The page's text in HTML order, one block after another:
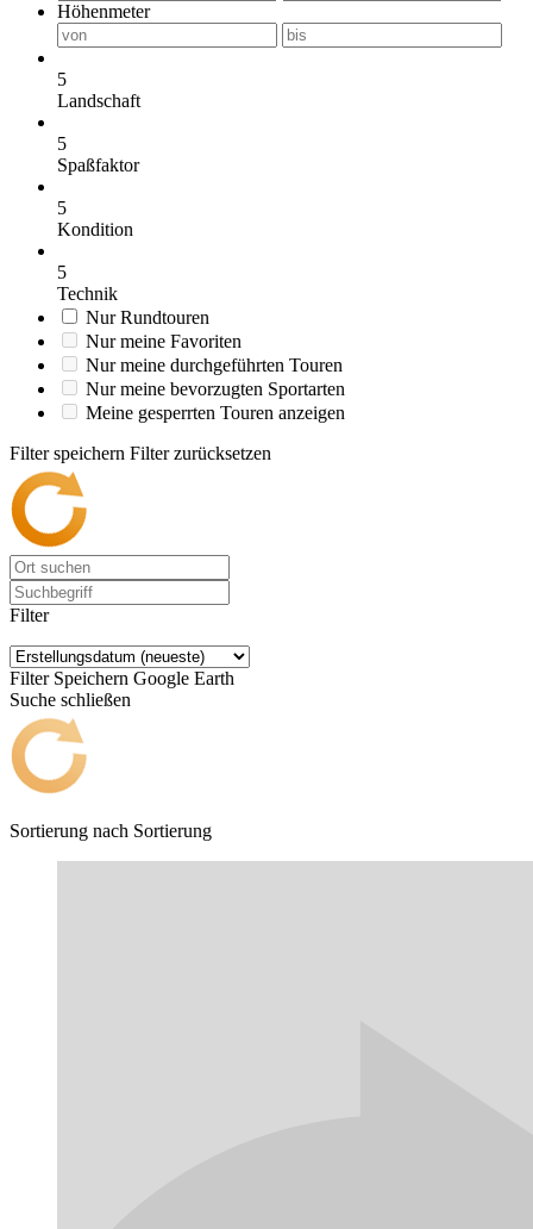
Höhenmeter
5
Landschaft
5
Spaßfaktor
5
Kondition
5
Technik
Nur Rundtouren
Nur meine Favoriten
Nur meine durchgeführten Touren
Nur meine bevorzugten Sportarten
Meine gesperrten Touren anzeigen
Filter speichern Filter zurücksetzen
Filter
Filter Speichern Google Earth
Suche schließen
Sortierung nach Sortierung